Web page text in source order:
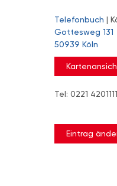
Telefonbuch |
Gottesweg 131
50939 Köln
Tel: 0221 4201111
Eintrag